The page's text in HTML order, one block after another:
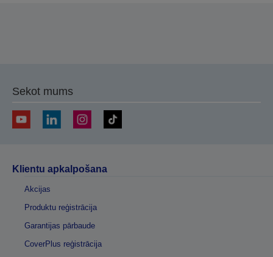
Sekot mums
Klientu apkalpošana
Akcijas
Produktu reģistrācija
Garantijas pārbaude
CoverPlus reģistrācija